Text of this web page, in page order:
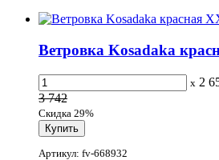
Ветровка Kosadaka
x 2
3 742
Скидка 29%
Артикул: fv-668932